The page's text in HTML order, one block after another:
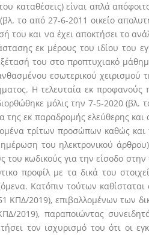
καταθέσεις) είναι απλά
το από 27-6-2011 οικείο
του και να έχει αποκτήσει το
εκ μέρους του ιδίου του
του στο προπτυχιακό
εσωτερικού χειρισμού
Η τελευταία εκ
μόλις την 7-5-2020
εκ παραδρομής ελεύθερης και
τρίτων προσώπων καθώς και
του ηλεκτρονικού
κωδικούς για την είσοδο
προφίλ με τα δικά του
Κατόπιν τούτων καθίσταται
ΚΠΔ/2019), επιβαλλομένων των
2019), παραποιώντας
τον ισχυρισμό του ότι οι